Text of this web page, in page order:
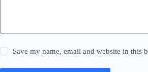
Save my name, email and website in this